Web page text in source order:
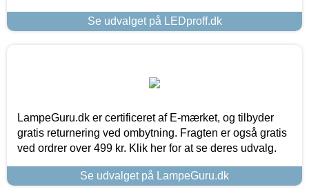
Se udvalget på LEDproff.dk
LampeGuru.dk er certificeret af E-mærket, og tilbyder
gratis returnering ved ombytning. Fragten er også gratis
ved ordrer over 499 kr. Klik her for at se deres udvalg.
Se udvalget på LampeGuru.dk